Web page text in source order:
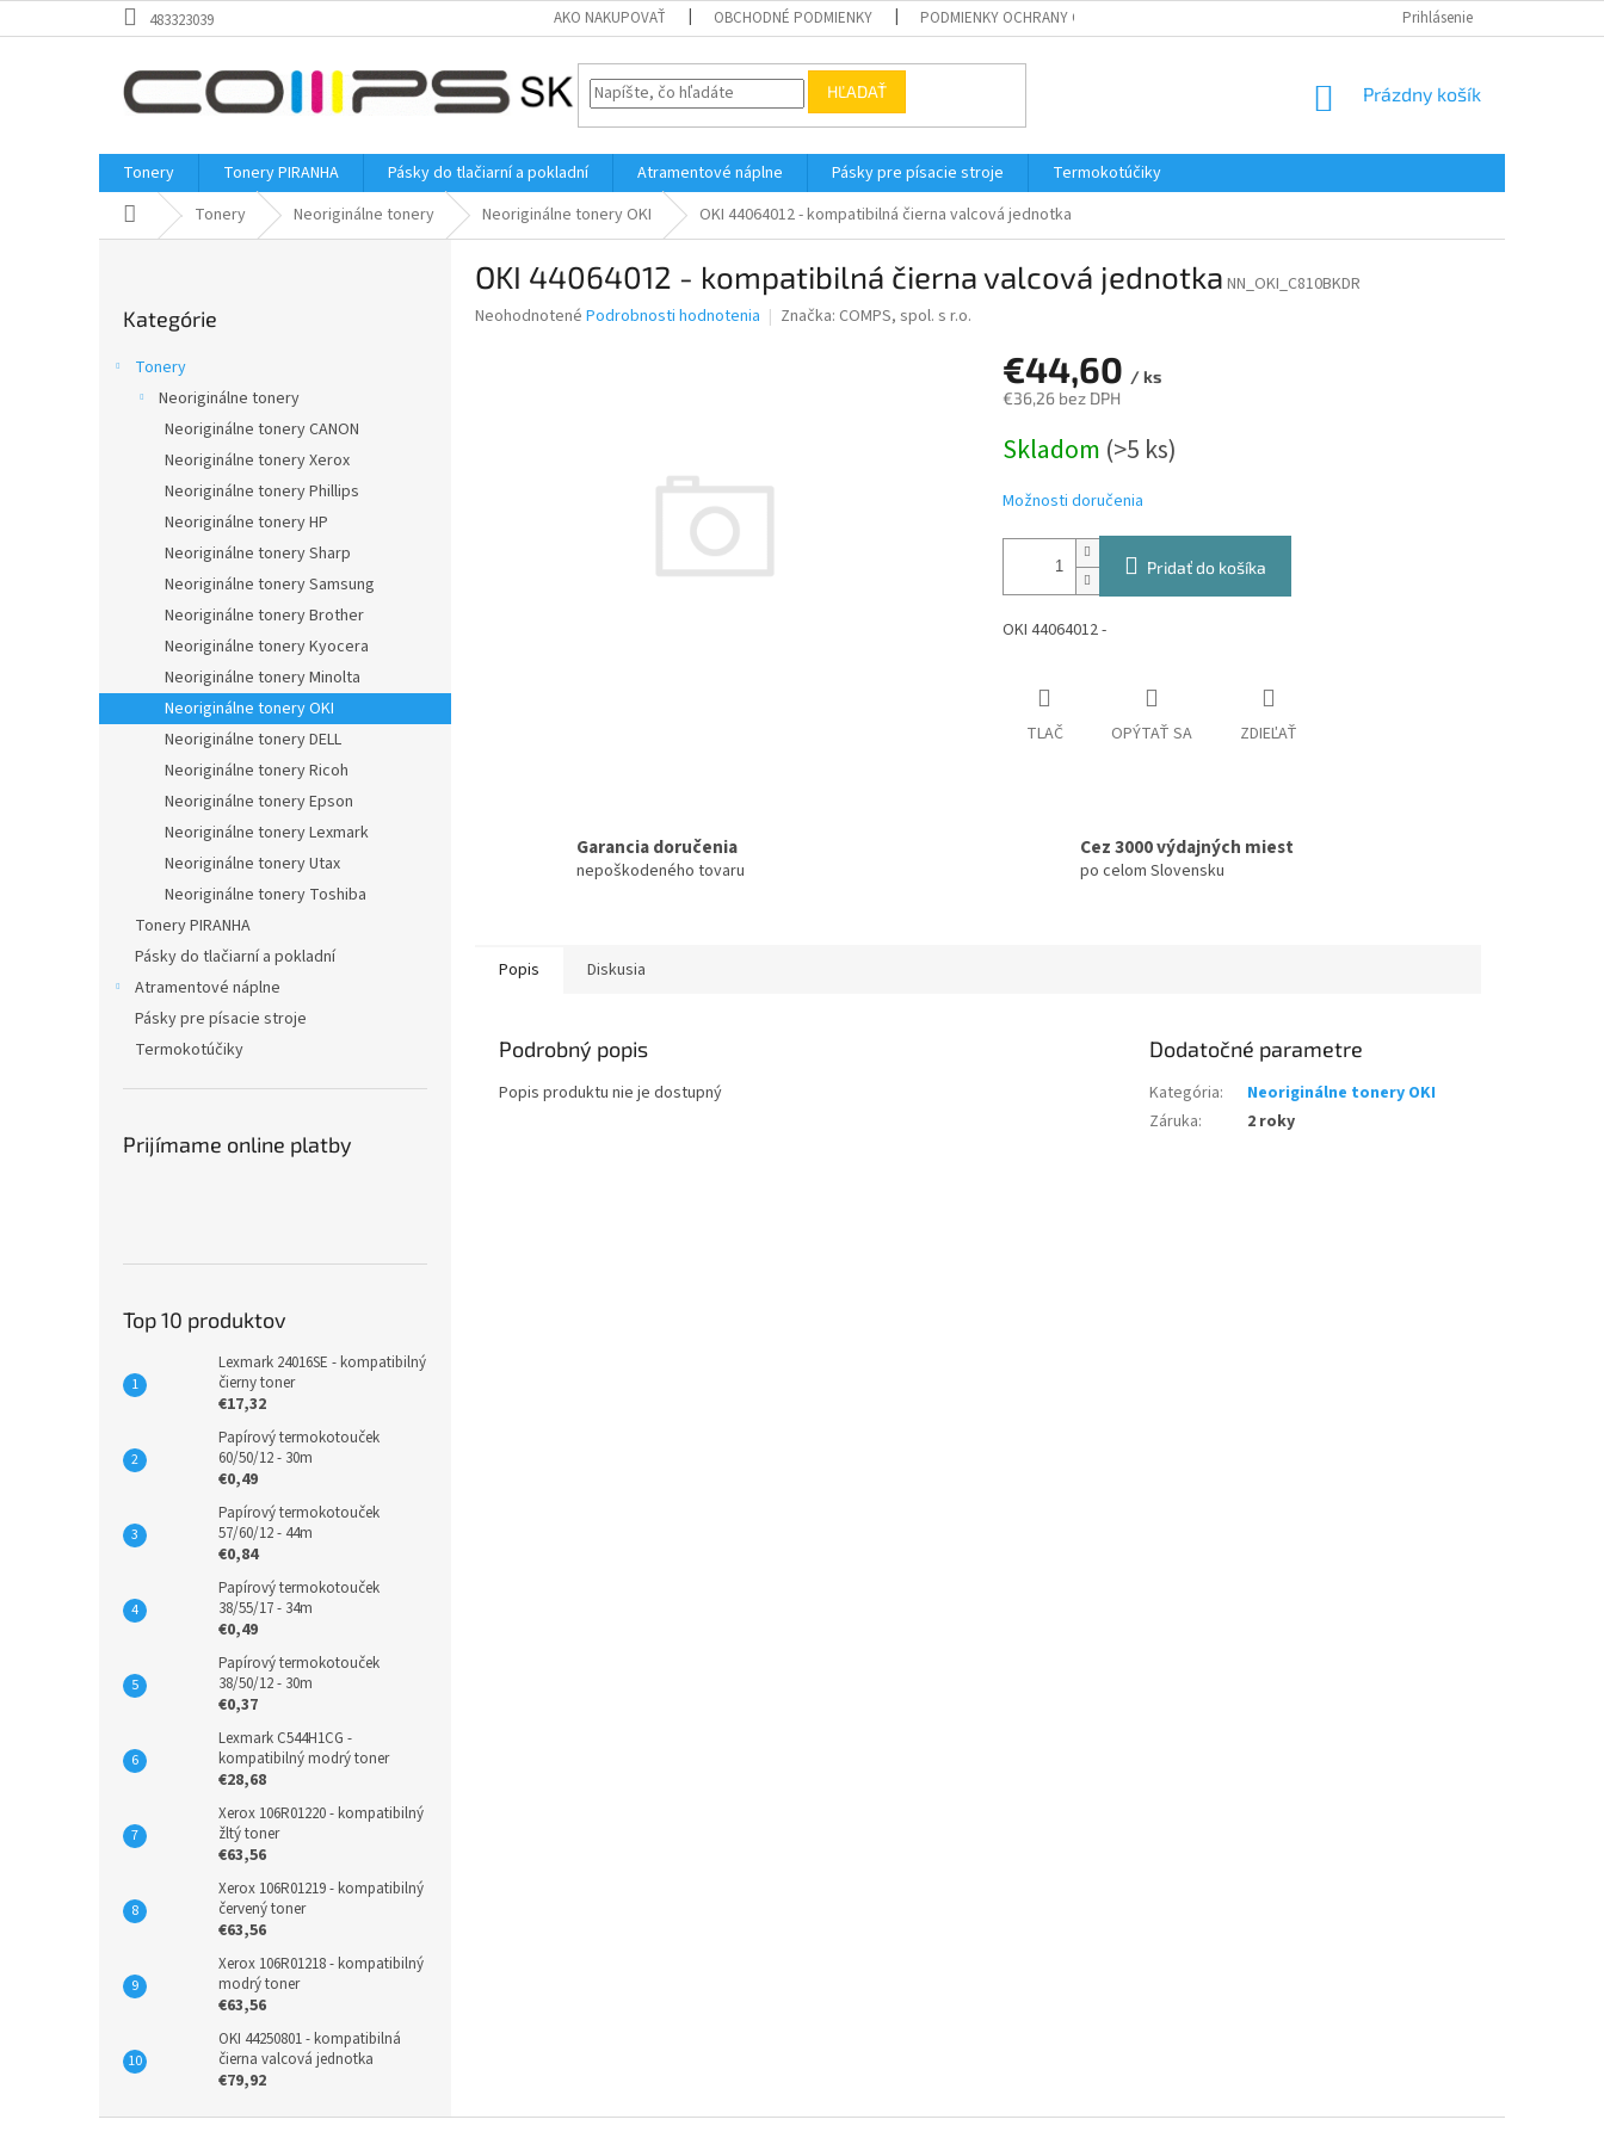
na
483323039 AKO NAKUPOVAŤ OBCHODNÉ PODMIENKY PODMIENKY OCHRANY OSOBNÝCH ÚDAJOV KONTAKTY
Prihlásenie
HĽADAŤ
NÁKUPNÝ
Prázdny košík
Tonery Tonery PIRANHA Pásky do tlačiarní a pokladní Atramentové náplne Pásky pre písacie stroje
Termokotúčiky
Domov Tonery Neoriginálne tonery Neoriginálne tonery OKI OKI 44064012 - kompatibilná čierna valcová jednotka
kategórie
Kategórie
Tonery
Neoriginálne tonery
Neoriginálne tonery CANON
Neoriginálne tonery Xerox
Neoriginálne tonery Phillips
Neoriginálne tonery HP
Neoriginálne tonery Sharp
Neoriginálne tonery Samsung
Neoriginálne tonery Brother
Neoriginálne tonery Kyocera
Neoriginálne tonery Minolta
Neoriginálne tonery OKI
Neoriginálne tonery DELL
Neoriginálne tonery Ricoh
Neoriginálne tonery Epson
Neoriginálne tonery Lexmark
Neoriginálne tonery Utax
Neoriginálne tonery Toshiba
Tonery PIRANHA
Pásky do tlačiarní a pokladní
Atramentové náplne
Pásky pre písacie stroje
Termokotúčiky
Prijímame online platby
Top 10 produktov
Lexmark 24016SE - kompatibilný
čierny toner
€17,32
Papírový termokotouček
60/50/12 - 30m
€0,49
Papírový termokotouček
57/60/12 - 44m
€0,84
Papírový termokotouček
38/55/17 - 34m
€0,49
Papírový termokotouček
38/50/12 - 30m
€0,37
Lexmark C544H1CG -
kompatibilný modrý toner
€28,68
Xerox 106R01220 - kompatibilný
žltý toner
€63,56
Xerox 106R01219 - kompatibilný
červený toner
€63,56
Xerox 106R01218 - kompatibilný
modrý toner
€63,56
OKI 44250801 - kompatibilná
čierna valcová jednotka
€79,92
OKI 44064012 - kompatibilná čierna valcová jednotka NN_OKI_C810BKDR
Priemerné
Neohodnotené Podrobnosti hodnotenia Značka: COMPS, spol. s r.o.
€44,60 / ks
€36,26 bez DPH
cena:
Skladom (>5 ks)
Možnosti doručenia
Pridať do košíka
OKI 44064012 -
TLAČ OPÝTAŤ SA ZDIEĽAŤ
Garancia doručenia
nepoškodeného tovaru
Cez 3000 výdajných miest
po celom Slovensku
Popis Diskusia
Podrobný popis
Popis produktu nie je dostupný
Dodatočné parametre
Kategória:
Neoriginálne tonery OKI
Záruka: 2 roky